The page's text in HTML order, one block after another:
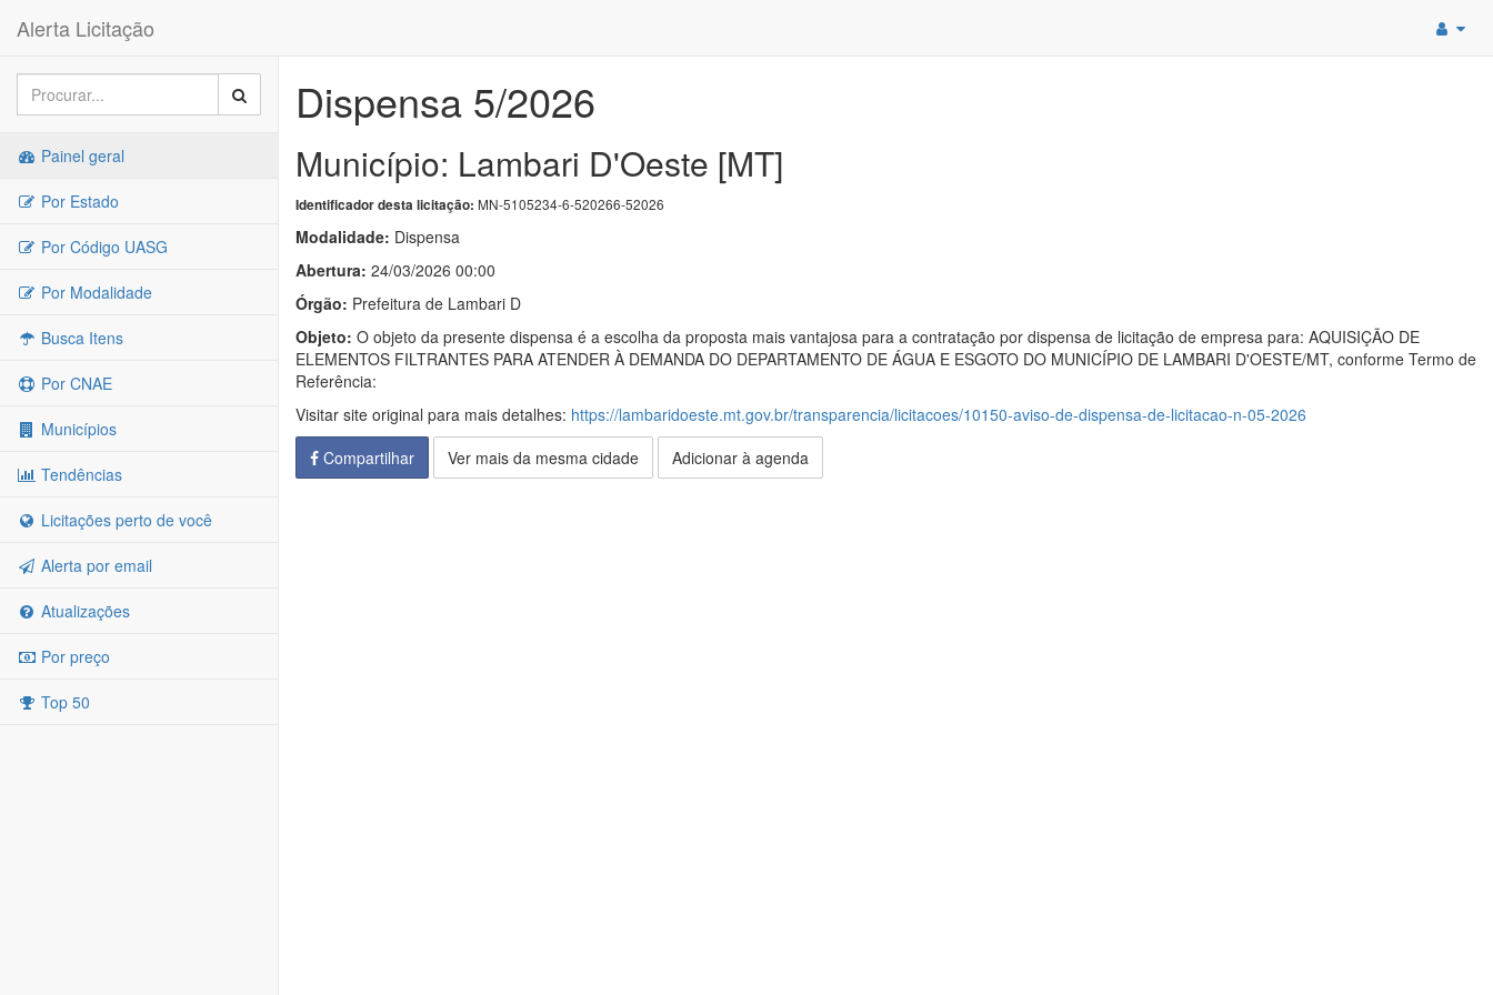
Alerta Licitação
Painel geral
Por Estado
Por Código UASG
Por Modalidade
Busca Itens
Por CNAE
Municípios
Tendências
Licitações perto de você
Alerta por email
Atualizações
Por preço
Top 50
Dispensa 5/2026
Município: Lambari D'Oeste [MT]
Identificador desta licitação: MN-5105234-6-520266-52026
Modalidade: Dispensa
Abertura: 24/03/2026 00:00
Órgão: Prefeitura de Lambari D
Objeto: O objeto da presente dispensa é a escolha da proposta mais vantajosa para a contratação por dispensa de licitação de empresa para: AQUISIÇÃO DE
ELEMENTOS FILTRANTES PARA ATENDER À DEMANDA DO DEPARTAMENTO DE ÁGUA E ESGOTO DO MUNICÍPIO DE LAMBARI D'OESTE/MT, conforme Termo de
Referência:
Visitar site original para mais detalhes: https://lambaridoeste.mt.gov.br/transparencia/licitacoes/10150-aviso-de-dispensa-de-licitacao-n-05-2026
Compartilhar
Ver mais da mesma cidade Adicionar à agenda